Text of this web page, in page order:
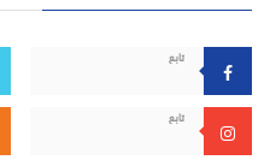
تابع
تابع